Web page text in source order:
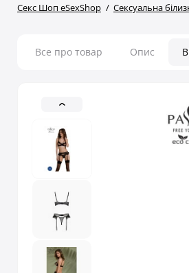
Секс Шоп eSexShop Сексуальна
Все про товар Опис